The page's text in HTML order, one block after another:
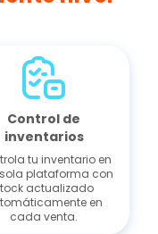
Control de
inventarios
tu inventario en
plataforma con
actualizado
en
cada venta.